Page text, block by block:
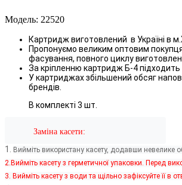
Модель: 22520
Картридж виготовлений в Україні в
Пропонуємо великим оптовим
фасування, повного циклу
За кріпленню картридж Б-4
У картриджах збільшений обсяг
брендів.
В комплекті 3 шт.
            Заміна касети:
1.
Вийміть використану касету, додавши невелике
2.Вийміть касету з герметичної упаковки. Перед
3. Вийміть касету з води та щільно зафіксуйте її в